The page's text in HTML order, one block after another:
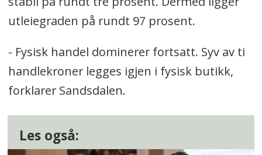
utleiegraden på rundt 97 prosent.
- Fysisk handel dominerer fortsatt. Syv av ti
handlekroner legges igjen i fysisk butikk,
forklarer Sandsdalen.
Les også: